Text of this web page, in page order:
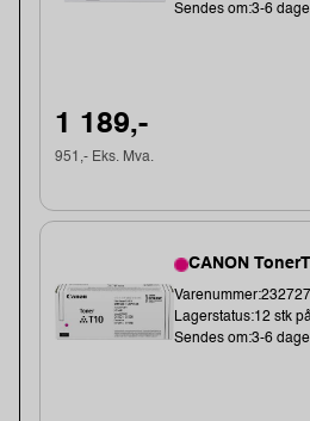
Sendes om:3-6
1 189,-
951,- Eks. Mva.
CANON
Lagerstatus:12 stk
Sendes om:3-6